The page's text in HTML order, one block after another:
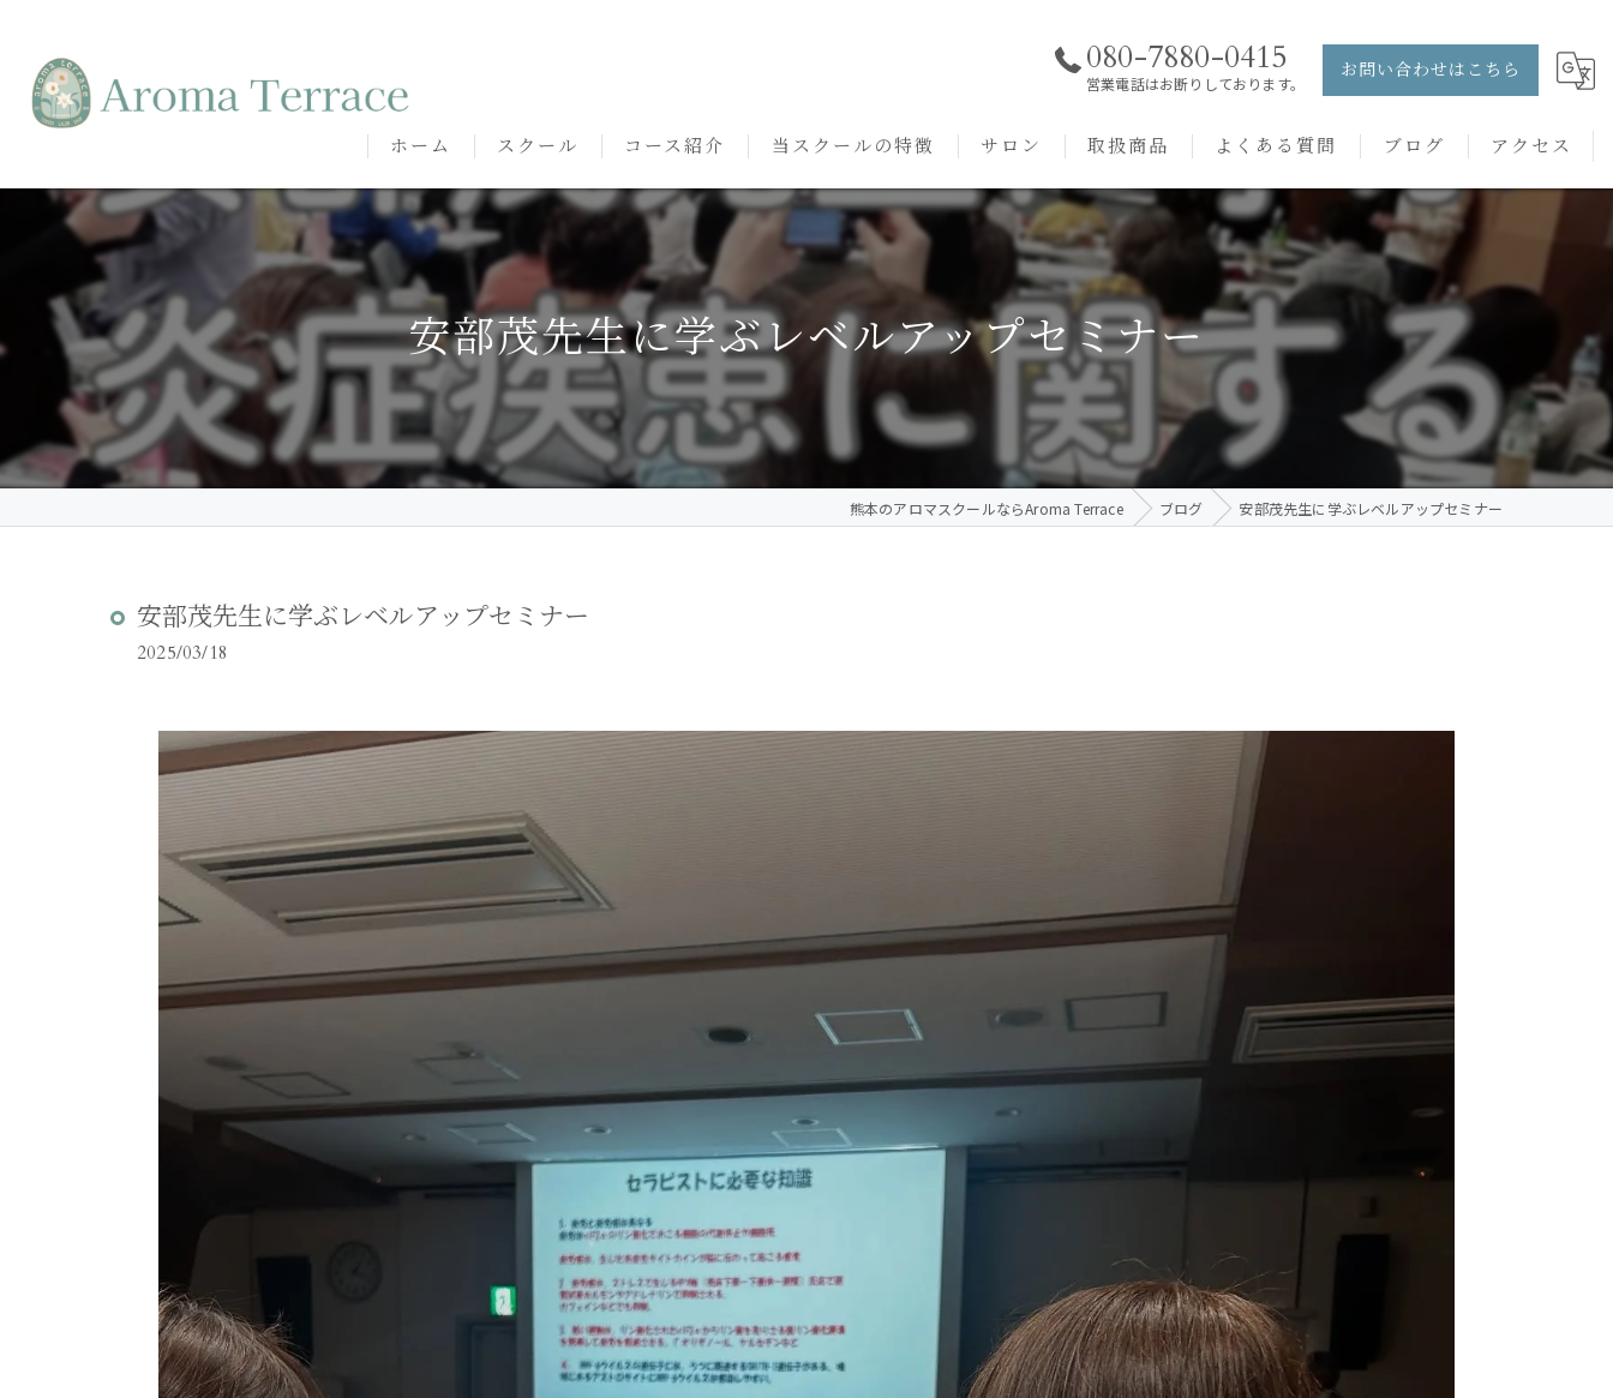
080-7880-0415
営業電話はお断りしております。
お問い合わせはこちら
ホーム スクール
熊本本校の特徴
熊本みゆき校の特徴
代表挨拶
講師紹介
卒講生の声
コース紹介
NARD JAPAN
アロマ・アドバイザーコース
アロマ・インストラクターコース
アロマ・セラピストコース
KACセラピスト
クリニークアロマ リンパドレナージュコース
当スクールの特徴
資格
独立開業支援
セルフメディケーション
ハンドマッサージ
オイル
サロン
サロンメニュー
術後・病後ケアメニュー
施術事例
取扱商品
PRANAROM
健草医学舎
バッチフラワーレメディ
よくある質問 ブログ アクセス
安部茂先生に学ぶレベルアップセミナー
熊本のアロマスクールならAroma Terrace ブログ 安部茂先生に学ぶレベルアップセミナー
安部茂先生に学ぶレベルアップセミナー
2025/03/18